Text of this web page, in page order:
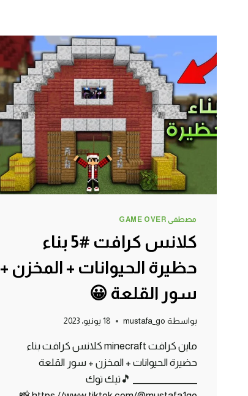
مصطفى GAME OVER
كلانس كرافت #5 بناء
حظيرة الحيوانات + المخزن +
سور القلعة 😀
بواسطة mustafa_go 18 يونيو، 2023
ماين كرافت minecraft كلانس كرافت بناء
حضيرة الحيوانات + المخزن + سور القلعة
_______________ 🎵تيك توك